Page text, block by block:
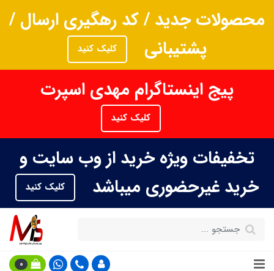
محصولات جدید / کد رهگیری ارسال /
پشتیبانی
کلیک کنید
پیج اینستاگرام مهدی اسپرت
کلیک کنید
تخفیفات ویژه خرید از وب سایت و
خرید غیرحضوری میباشد
کلیک کنید
0